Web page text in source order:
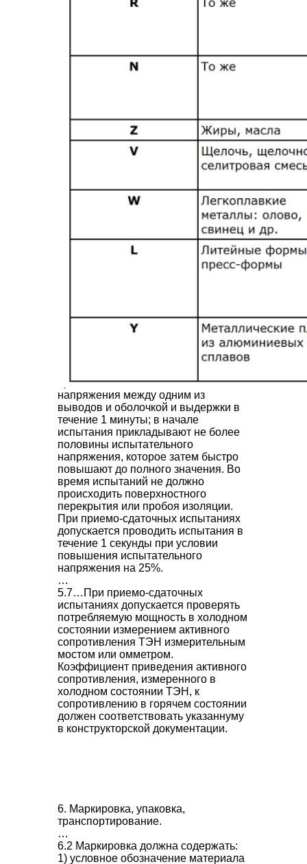
напряжение частотой 50 Гц,
требованиям настоящего стандарта
изготовитель должен проводить
приемо-сдаточные, периодические,
4.2. Приемо-сдаточным испытаниям
подвергают каждый ТЭН. При этом
контролируется соответствие ТЭН
требованиям пп… 3.5 (в холодном
Допускается дополнительно
контролировать соответствие ТЭН
5. Метеды испытаний.
5.6. Изоляцию ТЭН в холодном
приложения испытательного
напряжения между одним из
выводов и оболочкой и выдержки в
течение 1 минуты; в начале
испытания прикладывают не более
половины испытательного
напряжения, которое затем быстро
повышают до полного значения. Во
время испытаний не должно
происходить поверхностного
перекрытия или пробоя изоляции.
При приемо-сдаточных испытаниях
допускается проводить испытания в
течение 1 секунды при условии
повышения испытательного
напряжения на 25%.
…
5.7…При приемо-сдаточных
испытаниях допускается проверять
потребляемую мощность в холодном
состоянии измерением активного
сопротивления ТЭН измерительным
мостом или омметром.
Коэффициент приведения активного
сопротивления, измеренного в
холодном состоянии ТЭН, к
сопротивлению в горячем состоянии
должен соответствовать указаннуму
в конструкторской документации.
6. Маркировка, упаковка,
транспортирование.
…
6.2 Маркировка должна содержать:
1) условное обозначение материала